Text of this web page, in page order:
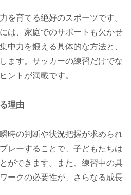
を育てる絶好のスポーツです。
は、家庭でのサポートも欠かせ
中力を鍛える具体的な方法と、
ます。サッカーの練習だけでな
ントが満載です。
理由
時の判断や状況把握が求められ
レーすることで、子どもたちは
ができます。また、練習中の具
ークの必要性が、さらなる成長